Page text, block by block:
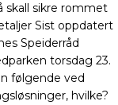
skall sikre rommet
Sist oppdatert
Speiderråd
torsdag 23.
følgende ved
hvilke?